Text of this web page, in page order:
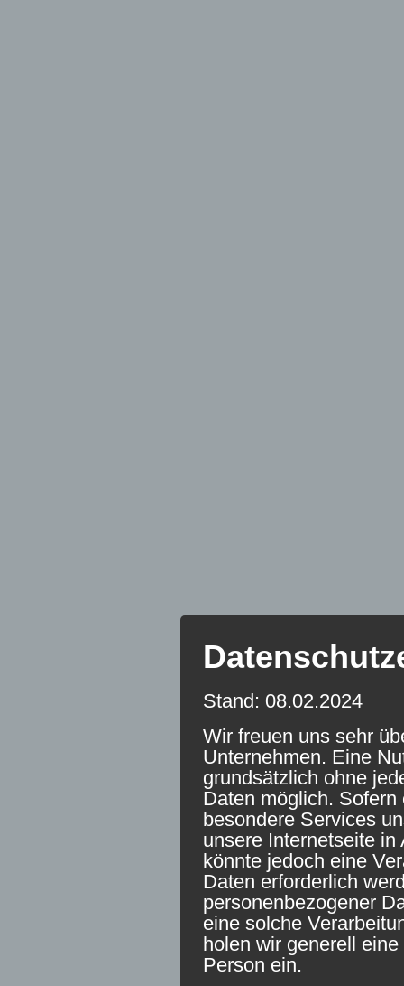
Stand: 08.02.2024
Wir freuen uns sehr
Unternehmen. Eine
grundsätzlich ohne
Daten möglich.
besondere Services
unsere Internetseite
könnte jedoch eine
Daten erforderlich
personenbezogener
eine solche
holen wir generell
Person ein.